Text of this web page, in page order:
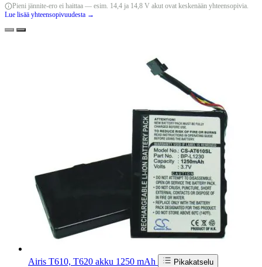
Pieni jännite-ero ei haittaa — esim. 14,4 ja 14,8 V akut ovat keskenään yhteensopivia.
Lue lisää yhteensopivuudesta →
Airis T610, T620 akku 1250 mAh Pikakatselu